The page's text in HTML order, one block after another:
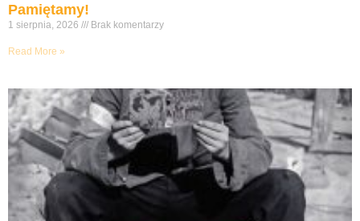
Pamiętamy!
1 sierpnia, 2026 Brak komentarzy
Read More »